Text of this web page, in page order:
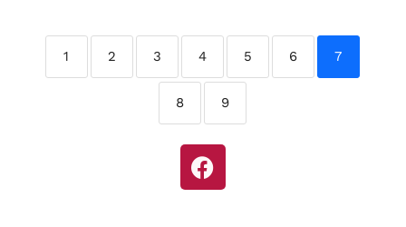
1 2 3 4 5 6 7
8 9